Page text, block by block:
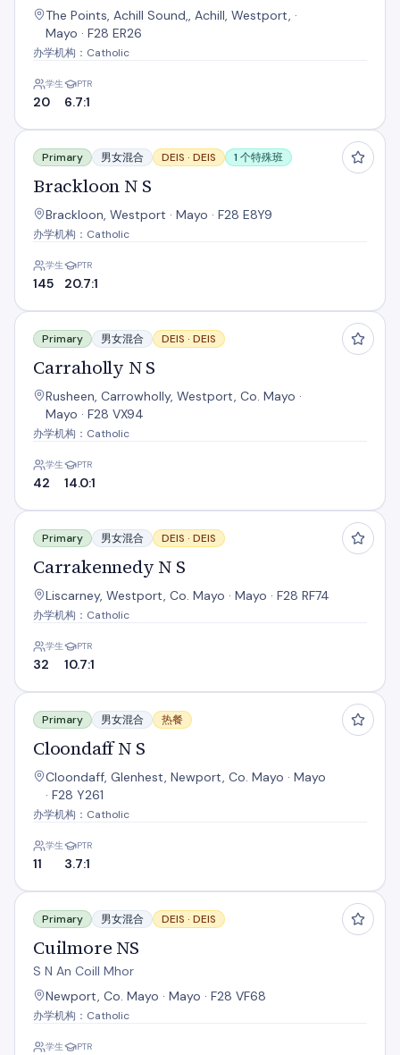
The Points, Achill Sound,, Achill, Westport, ·
Mayo · F28 ER26
办学机构：Catholic
学生
20
PTR
6.7:1
Brackloon N S
Primary 男女混合 DEIS · DEIS 1 个特殊班
Brackloon N S
Brackloon, Westport · Mayo · F28 E8Y9
办学机构：Catholic
学生
145
PTR
20.7:1
Carraholly N S
Primary 男女混合 DEIS · DEIS
Carraholly N S
Rusheen, Carrowholly, Westport, Co. Mayo ·
Mayo · F28 VX94
办学机构：Catholic
学生
42
PTR
14.0:1
Carrakennedy N S
Primary 男女混合 DEIS · DEIS
Carrakennedy N S
Liscarney, Westport, Co. Mayo · Mayo · F28 RF74
办学机构：Catholic
学生
32
PTR
10.7:1
Cloondaff N S
Primary 男女混合 热餐
Cloondaff N S
Cloondaff, Glenhest, Newport, Co. Mayo · Mayo
· F28 Y261
办学机构：Catholic
学生
11
PTR
3.7:1
Cuilmore NS
Primary 男女混合 DEIS · DEIS
Cuilmore NS
S N An Coill Mhor
Newport, Co. Mayo · Mayo · F28 VF68
办学机构：Catholic
学生 PTR